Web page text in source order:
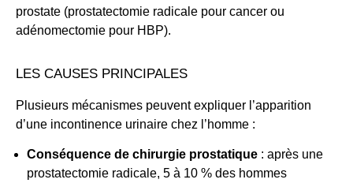
prostate (prostatectomie radicale pour cancer ou
adénomectomie pour HBP).
LES CAUSES PRINCIPALES
Plusieurs mécanismes peuvent expliquer l’apparition
d’une incontinence urinaire chez l’homme :
Conséquence de chirurgie prostatique: après une
prostatectomie radicale, 5 à 10 % des hommes